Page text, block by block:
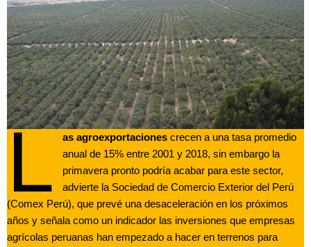
L as agroexportacionescrecen a una tasa promedio
anual de 15% entre 2001 y 2018, sin embargo la
primavera pronto podría acabar para este sector,
advierte la Sociedad de Comercio Exterior del Perú
(Comex Perú), que prevé una desaceleración en los próximos
años y señala como un indicador las inversiones que empresas
agrícolas peruanas han empezado a hacer en terrenos para